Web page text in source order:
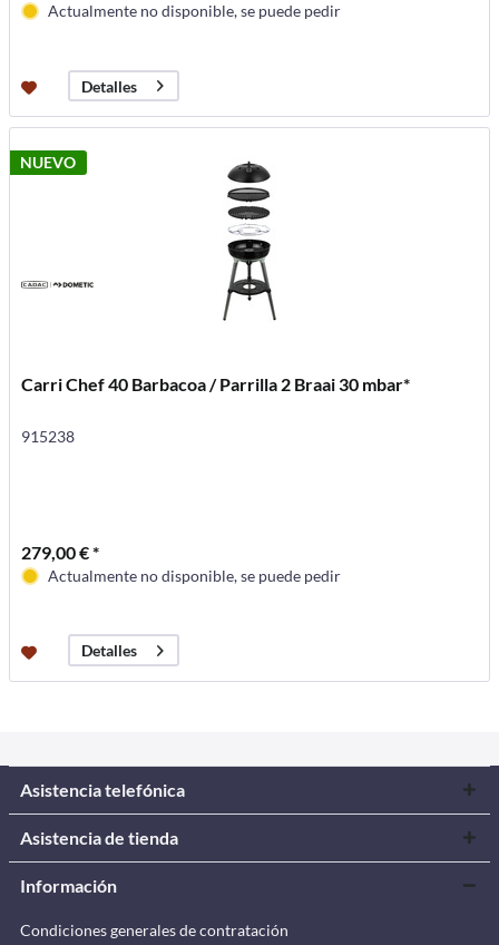
Actualmente no disponible, se puede pedir
Detalles
NUEVO
Carri Chef 40 Barbacoa / Parrilla 2 Braai 30 mbar*
915238
279,00 € *
Actualmente no disponible, se puede pedir
Detalles
Asistencia telefónica
Asistencia de tienda
Información
Condiciones generales de contratación